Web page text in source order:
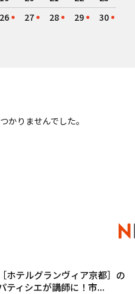
26 27 28 29
30
かりませんでした。
［ホテルグランヴィア京都］の
ティシエが講師に！市...